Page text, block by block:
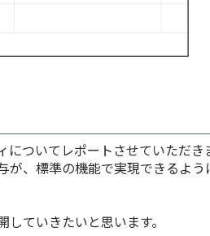
ついてレポートさせていただき
が、標準の機能で実現できるよ
ていきたいと思います。